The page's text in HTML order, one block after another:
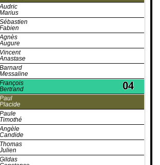
Audric
Marius
Sébastien
Fabien
Agnès
Augure
Vincent
Anastase
Barnard
Messaline
François
Bertrand
Paul
Placide
Paule
Timothé
Angèle
Candide
Thomas
Julien
Gildas